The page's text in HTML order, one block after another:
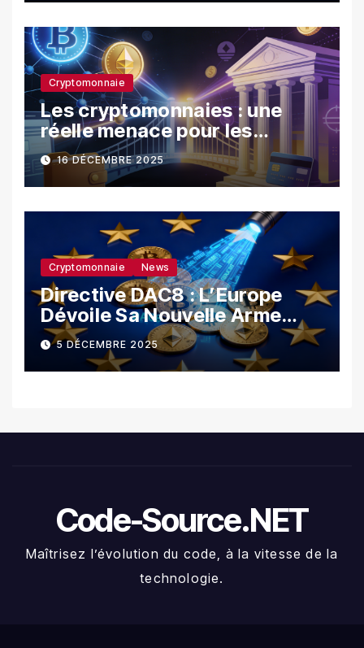
Cryptomonnaie
Les cryptomonnaies : une
réelle menace pour les
banques ?
16 DÉCEMBRE 2025
Cryptomonnaie News
Directive DAC8 : L’Europe
Dévoile Sa Nouvelle Arme
Contre La Fraude Fiscale
Crypto
5 DÉCEMBRE 2025
Code-Source.NET
Maîtrisez l’évolution du code, à la vitesse de la
technologie.